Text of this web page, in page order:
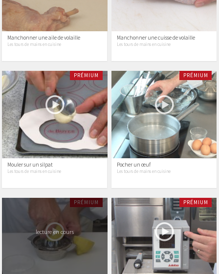
Manchonner une aile de volaille
Les tours de mains en cuisine
Manchonner une cuisse de volaille
Les tours de mains en cuisine
PRÉMIUM
Mouler sur un silpat
Les tours de mains en cuisine
PRÉMIUM
Pocher un œuf
Les tours de mains en cuisine
PRÉMIUM
lecture en cours
PRÉMIUM